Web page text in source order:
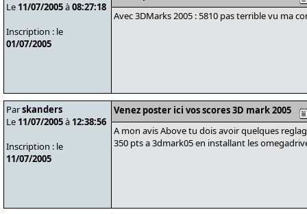
Le 11/07/2005à08:27:18
Inscription : le
01/07/2005
Avec 3DMarks 2005 : 5810 pas terrible vu ma
Parskanders
Le 11/07/2005à 12:38:56
Inscription : le
11/07/2005
Venez poster ici vos scores 3D mark 2005
A mon avis Above tu dois avoir quelques
350 pts a 3dmark05 en installant les